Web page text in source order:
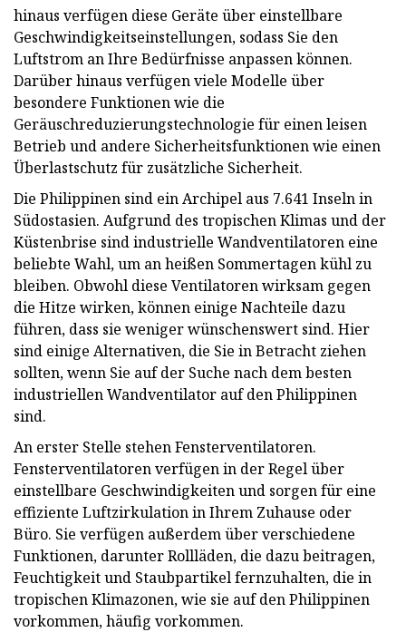
hinaus verfügen diese Geräte über einstellbare
Geschwindigkeitseinstellungen, sodass Sie den
Luftstrom an Ihre Bedürfnisse anpassen können.
Darüber hinaus verfügen viele Modelle über
besondere Funktionen wie die
Geräuschreduzierungstechnologie für einen leisen
Betrieb und andere Sicherheitsfunktionen wie einen
Überlastschutz für zusätzliche Sicherheit.
Die Philippinen sind ein Archipel aus 7.641 Inseln in
Südostasien. Aufgrund des tropischen Klimas und der
Küstenbrise sind industrielle Wandventilatoren eine
beliebte Wahl, um an heißen Sommertagen kühl zu
bleiben. Obwohl diese Ventilatoren wirksam gegen
die Hitze wirken, können einige Nachteile dazu
führen, dass sie weniger wünschenswert sind. Hier
sind einige Alternativen, die Sie in Betracht ziehen
sollten, wenn Sie auf der Suche nach dem besten
industriellen Wandventilator auf den Philippinen
sind.
An erster Stelle stehen Fensterventilatoren.
Fensterventilatoren verfügen in der Regel über
einstellbare Geschwindigkeiten und sorgen für eine
effiziente Luftzirkulation in Ihrem Zuhause oder
Büro. Sie verfügen außerdem über verschiedene
Funktionen, darunter Rollläden, die dazu beitragen,
Feuchtigkeit und Staubpartikel fernzuhalten, die in
tropischen Klimazonen, wie sie auf den Philippinen
vorkommen, häufig vorkommen.